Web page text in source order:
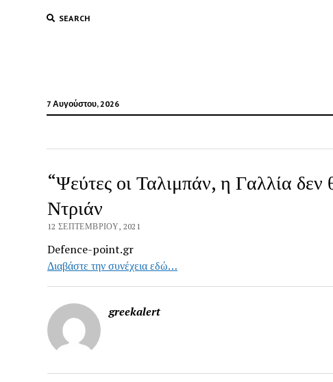
SEARCH
7 Αυγούστου, 2026
“Ψεύτες οι Ταλιμπάν, η Γαλλία
Ντριάν
12 ΣΕΠΤΕΜΒΡΊΟΥ, 2021
Defence-point.gr
Διαβάστε την συνέχεια εδώ…
greekalert